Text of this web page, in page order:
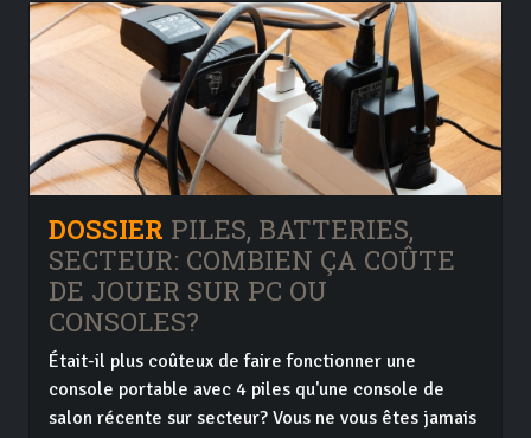
DOSSIER PILES, BATTERIES,
SECTEUR: COMBIEN ÇA COÛTE
DE JOUER SUR PC OU
CONSOLES?
Était-il plus coûteux de faire fonctionner une
console portable avec 4 piles qu'une console de
salon récente sur secteur? Vous ne vous êtes jamais